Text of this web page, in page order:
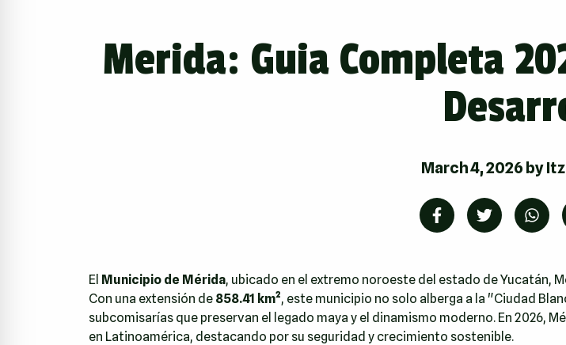
Merida: Guia Completa
March 4, 2026 by
El Municipio de Mérida, ubicado en el extremo noroeste del estado de Yucatán,
Con una extensión de 858.41 km², este municipio no solo alberga a la "Ciudad
subcomisarías que preservan el legado maya y el dinamismo moderno. En 2026,
en Latinoamérica, destacando por su seguridad y crecimiento sostenible.